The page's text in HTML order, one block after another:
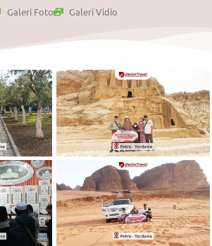
Galeri Foto Galeri Vidio